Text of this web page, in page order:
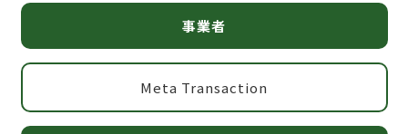
事業者
Meta Transaction